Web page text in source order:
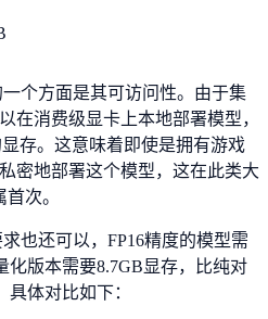
个方面是其可访问性。由于集
在消费级显卡上本地部署模型，
存。这意味着即使是拥有游戏
密地部署这个模型，这在此类大
次。
也还可以，FP16精度的模型需
化版本需要8.7GB显存，比纯对
体对比如下：